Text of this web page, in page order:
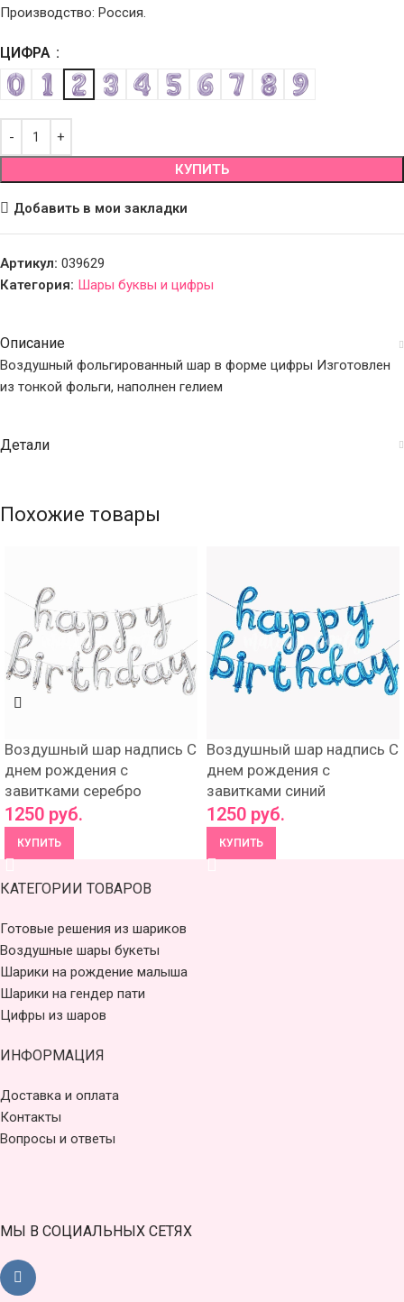
Производство: Россия.
ЦИФРА
КУПИТЬ
Добавить в мои закладки
Артикул: 039629
Категория: Шары буквы и цифры
Описание
Воздушный фольгированный шар в форме цифры Изготовлен
из тонкой фольги, наполнен гелием
Детали
Похожие товары
Воздушный шар надпись С
днем рождения с
завитками серебро
1250 руб.
КУПИТЬ
Воздушный шар надпись С
днем рождения с
завитками синий
1250 руб.
КУПИТЬ
КАТЕГОРИИ ТОВАРОВ
Готовые решения из шариков
Воздушные шары букеты
Шарики на рождение малыша
Шарики на гендер пати
Цифры из шаров
ИНФОРМАЦИЯ
Доставка и оплата
Контакты
Вопросы и ответы
МЫ В СОЦИАЛЬНЫХ СЕТЯХ